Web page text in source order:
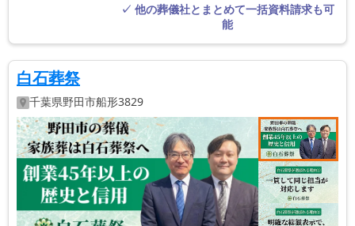
✓ 他の葬儀社とまとめて一括資料請求も可
能
白石葬祭
千葉県野田市船形3829